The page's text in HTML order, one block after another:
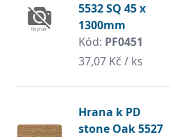
5532 SQ 45 x
1300mm
Kód: PF0451
37,07 Kč / ks
Hrana k PD
stone Oak 5527